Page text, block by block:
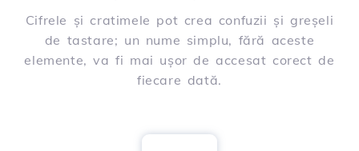
Cifrele și cratimele pot crea confuzii și greșeli
de tastare; un nume simplu, fără aceste
elemente, va fi mai ușor de accesat corect de
fiecare dată.